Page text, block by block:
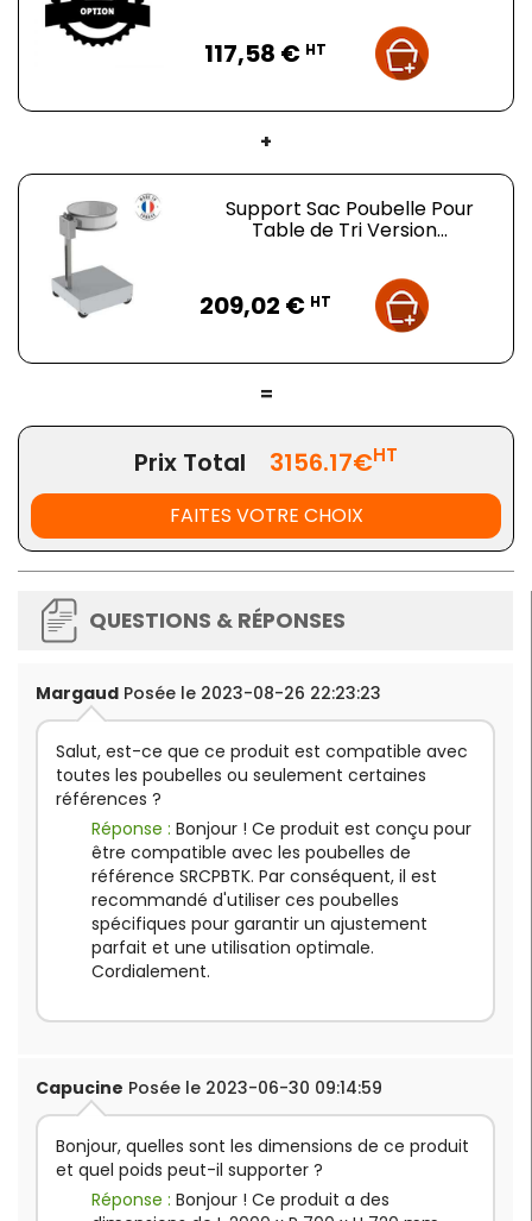
117,58 € HT
+
Support Sac Poubelle Pour
Table de Tri Version...
209,02 € HT
=
Prix Total 3156.17€HT
FAITES VOTRE CHOIX
QUESTIONS & RÉPONSES
Margaud Posée le 2023-08-26 22:23:23
Salut, est-ce que ce produit est compatible avec
toutes les poubelles ou seulement certaines
références ?
Réponse : Bonjour ! Ce produit est conçu pour
être compatible avec les poubelles de
référence SRCPBTK. Par conséquent, il est
recommandé d'utiliser ces poubelles
spécifiques pour garantir un ajustement
parfait et une utilisation optimale.
Cordialement.
Capucine Posée le 2023-06-30 09:14:59
Bonjour, quelles sont les dimensions de ce produit
et quel poids peut-il supporter ?
Réponse : Bonjour ! Ce produit a des